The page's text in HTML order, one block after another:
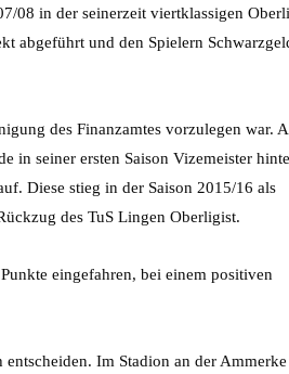
08 in der seinerzeit viertklassigen
abgeführt und den Spielern
des Finanzamtes vorzulegen war.
in seiner ersten Saison Vizemeister
Diese stieg in der Saison 2015/16 als
des TuS Lingen Oberligist.
eingefahren, bei einem positiven
Im Stadion an der